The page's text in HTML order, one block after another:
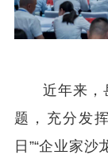
近年来，
题，充分发
日”“企业家